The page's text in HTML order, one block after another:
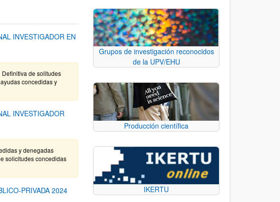
INVESTIGADOR EN
de solitudes
concedidas y
INVESTIGADOR
y denegadas
solicitudes concedidas
PRIVADA 2024
Grupos de investigación reconocidos
de la UPV/EHU
Producción científica
IKERTU